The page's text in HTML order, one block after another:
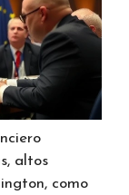
altos
como